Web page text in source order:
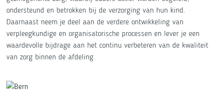
ondersteund en betrokken bij de verzorging van hun kind.
Daarnaast neem je deel aan de verdere ontwikkeling van
verpleegkundige en organisatorische processen en lever je een
waardevolle bijdrage aan het continu verbeteren van de kwaliteit
van zorg binnen de afdeling.